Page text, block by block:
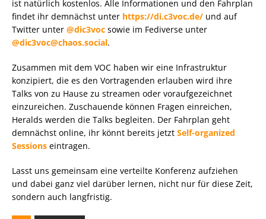
ist natürlich kostenlos. Alle Informationen und den Fahrplan
findet ihr demnächst unter https://di.c3voc.de/ und auf
Twitter unter @dic3voc sowie im Fediverse unter
@dic3voc@chaos.social.
Zusammen mit dem VOC haben wir eine Infrastruktur
konzipiert, die es den Vortragenden erlauben wird ihre
Talks von zu Hause zu streamen oder voraufgezeichnet
einzureichen. Zuschauende können Fragen einreichen,
Heralds werden die Talks begleiten. Der Fahrplan geht
demnächst online, ihr könnt bereits jetzt Self-organized
Sessions eintragen.
Lasst uns gemeinsam eine verteilte Konferenz aufziehen
und dabei ganz viel darüber lernen, nicht nur für diese Zeit,
sondern auch langfristig.